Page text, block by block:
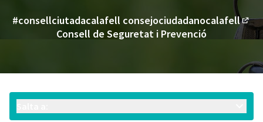
#consellciutadacalafell consejociudadanocalafell
Consell de Seguretat i Prevenció